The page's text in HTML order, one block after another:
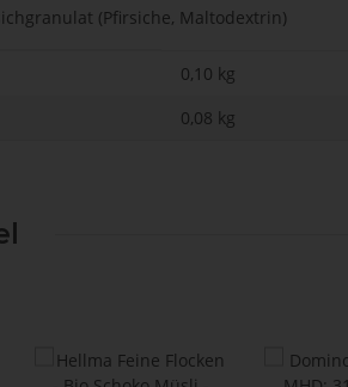
(Pfirsiche, Maltodextrin)
0,10 kg
0,08 kg